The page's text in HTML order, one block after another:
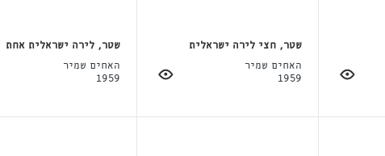
שטר, חצי לירה ישראלית
האחים שמיר
1959
שטר, לירה ישראלית אחת
האחים שמיר
1959